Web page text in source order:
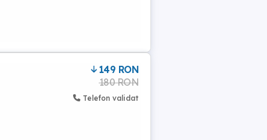
149 RON
180 RON
Telefon validat